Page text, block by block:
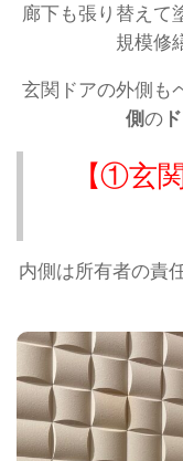
廊下も張り替えて
規模修
玄関ドアの外側も
側の
【①玄
内側は所有者の責